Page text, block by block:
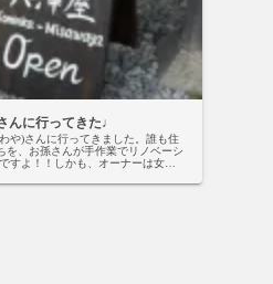
に行ってきた♩
や)さんに行ってきました。誰も住
を、お孫さんが手作業でリノベーシ
すよ！！しかも、オーナーは女